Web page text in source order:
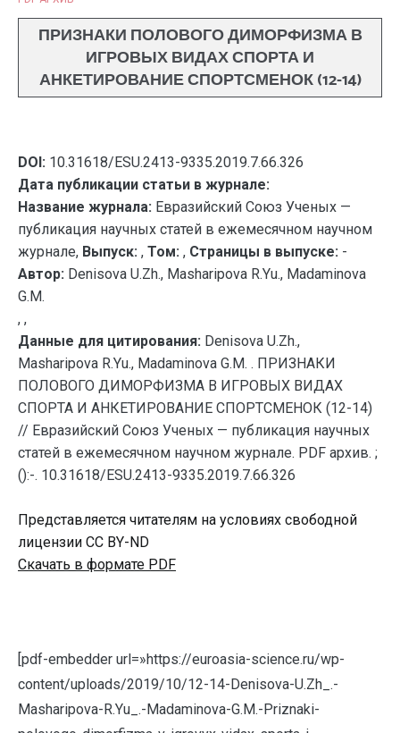
ПРИЗНАКИ ПОЛОВОГО ДИМОРФИЗМА В
ИГРОВЫХ ВИДАХ СПОРТА И
АНКЕТИРОВАНИЕ СПОРТСМЕНОК (12-14)
DOI: 10.31618/ESU.2413-9335.2019.7.66.326
Дата публикации статьи в журнале:
Название журнала: Евразийский Союз Ученых —
публикация научных статей в ежемесячном научном
журнале, Выпуск: , Том: , Страницы в выпуске: -
Автор: Denisova U.Zh., Masharipova R.Yu., Madaminova
G.M.
, ,
Данные для цитирования: Denisova U.Zh.,
Masharipova R.Yu., Madaminova G.M. . ПРИЗНАКИ
ПОЛОВОГО ДИМОРФИЗМА В ИГРОВЫХ ВИДАХ
СПОРТА И АНКЕТИРОВАНИЕ СПОРТСМЕНОК (12-14)
// Евразийский Союз Ученых — публикация научных
статей в ежемесячном научном журнале. PDF архив. ;
():-. 10.31618/ESU.2413-9335.2019.7.66.326
Представляется читателям на условиях свободной
лицензии CC BY-ND
Скачать в формате PDF
[pdf-embedder url=»https://euroasia-science.ru/wp-
content/uploads/2019/10/12-14-Denisova-U.Zh_.-
Masharipova-R.Yu_.-Madaminova-G.M.-Priznaki-